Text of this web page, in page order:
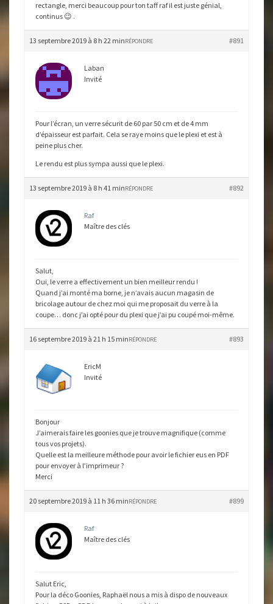
rectangle, merci beaucoup pour ton taff raf il est juste génial,
continus 😉 .
13 septembre 2019 à 8 h 22 min #891
RÉPONDRE
Laban
Invité
Pour l’écran, un verre sécurit de 60 par 50 cm et de 4 mm
d’épaisseur est parfait. Cela se raye moins que le plexi et est à
peine plus cher.
Le rendu est plus sympa aussi que le plexi.
13 septembre 2019 à 8 h 41 min #892
RÉPONDRE
Raf
Maître des clés
Salut,
Oui, le verre a effectivement un bien meilleur rendu !
Quand j’ai monté ma borne, je n’avais aucun magasin de
bricolage autour de chez moi qui me proposait du verre à la
coupe… donc j’ai opté pour du plexi que j’ai pu coupé moi-même.
16 septembre 2019 à 21 h 15 min #893
RÉPONDRE
EricM
Invité
Bonjour
J’aimerais faire les goonies que je trouve magnifique (comme
tous vos projets).
Quelle est la meilleure méthode pour avoir le fichier eus en PDF
pour envoyer à l’imprimeur ?
Merci
20 septembre 2019 à 11 h 36 min #899
RÉPONDRE
Raf
Maître des clés
Salut Eric,
Pour la déco Goonies, Raphaël nous a mis à dispo de nouveaux